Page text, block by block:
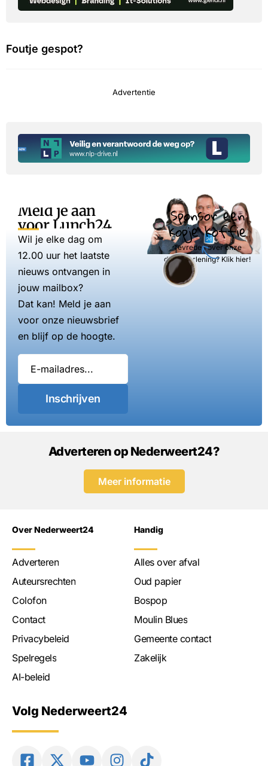
Foutje gespot?
Advertentie
Meld je aan
voor Lunch24
Wil je elke dag om
12.00 uur het laatste
nieuws ontvangen in
jouw mailbox?
Dat kan! Meld je aan
voor onze nieuwsbrief
en blijf op de hoogte.
Inschrijven
Sponsor een
kopje koffie
Tevreden over onze
dienstverlening? Klik hier!
Adverteren op Nederweert24?
Meer informatie
Over Nederweert24
Adverteren
Auteursrechten
Colofon
Contact
Privacybeleid
Spelregels
AI-beleid
Handig
Alles over afval
Oud papier
Bospop
Moulin Blues
Gemeente contact
Zakelijk
Volg Nederweert24